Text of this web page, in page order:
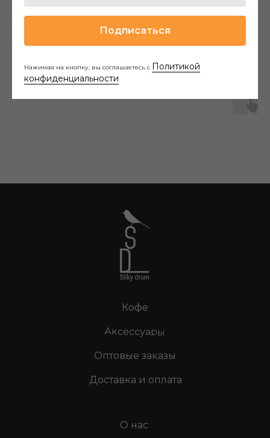
Подписаться
Нажимая на кнопку, вы соглашаетесь с Политикой
конфиденциальности
Наши новинки
Кофе
Оптовые заказы
О нас
Доставка и оплата
Аксессуары